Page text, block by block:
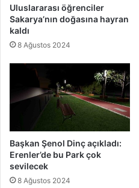
Uluslararası öğrenciler
Sakarya’nın doğasına hayran
kaldı
8 Ağustos 2024
Başkan Şenol Dinç açıkladı:
Erenler’de bu Park çok
sevilecek
8 Ağustos 2024